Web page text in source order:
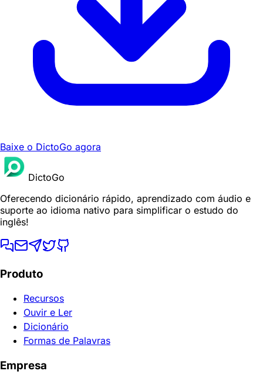
Baixe o DictoGo agora
DictoGo
Oferecendo dicionário rápido, aprendizado com áudio e
suporte ao idioma nativo para simplificar o estudo do
inglês!
Produto
Recursos
Ouvir e Ler
Dicionário
Formas de Palavras
Empresa